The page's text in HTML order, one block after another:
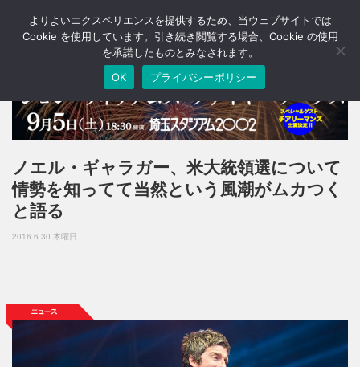
T
o
a
v
i
g
a
n
ノエル・ギャラガー、米大統領選について
情勢を知ってて当然という風潮がムカつく
と語る
2016.6.30 木曜日
よりよいエクスペリエンスを提供するため、当ウェブサイトでは
Cookie を使用しています。引き続き閲覧する場合、Cookie の使用
を承諾したものとみなされます。
OK
プライバシーポリシー